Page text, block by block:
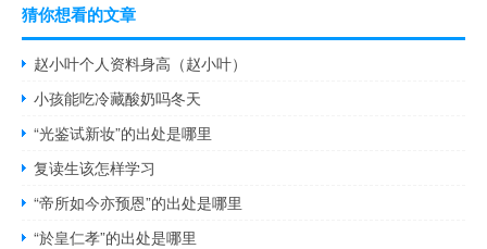
猜你想看的文章
赵小叶个人资料身高（赵小叶）
小孩能吃冷藏酸奶吗冬天
“光鉴试新妆”的出处是哪里
复读生该怎样学习
“帝所如今亦预恩”的出处是哪里
“於皇仁孝”的出处是哪里